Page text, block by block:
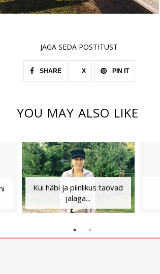
JAGA SEDA POSTITUST
SHARE X PIN IT
YOU MAY ALSO LIKE
Kui häbi ja piinlikus taovad
jalaga...